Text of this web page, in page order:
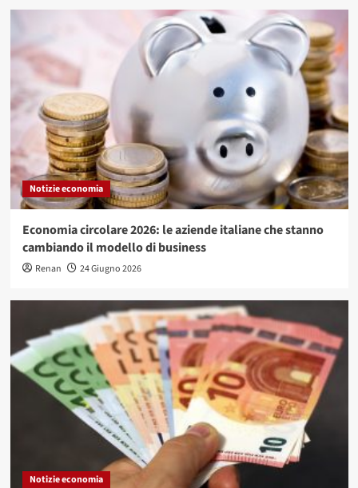
Notizie economia
Economia circolare 2026: le aziende italiane che stanno
cambiando il modello di business
Renan 24 Giugno 2026
Notizie economia